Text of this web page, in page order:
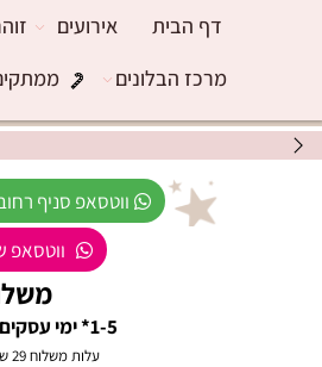
ווטסאפ סניף
ווטסאפ
1-5* ימי עסקים עד בית הלקוח!
עלות משלוח 29 ש"ח לכל חלקי הארץ
דף הבית אירועים
מרכז הבלונים